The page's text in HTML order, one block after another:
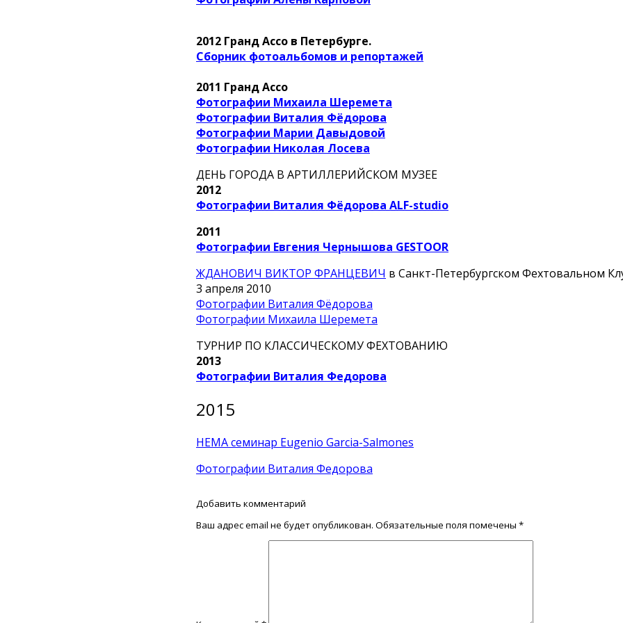
2012 Гранд Ассо в Петербурге.
Сборник фотоальбомов и репортажей
2011 Гранд Ассо
Фотографии Михаила Шеремета
Фотографии Виталия Фёдорова
Фотографии Марии Давыдовой
Фотографии Николая Лосева
ДЕНЬ ГОРОДА В АРТИЛЛЕРИЙСКОМ МУЗЕЕ
2012
Фотографии Виталия Фёдорова ALF-studio
2011
Фотографии Евгения Чернышова GESTOOR
ЖДАНОВИЧ ВИКТОР ФРАНЦЕВИЧ в Санкт-Петербургском Фехтовальном
3 апреля 2010
Фотографии Виталия Фёдорова
Фотографии Михаила Шеремета
ТУРНИР ПО КЛАССИЧЕСКОМУ ФЕХТОВАНИЮ
2013
Фотографии Виталия Федорова
2015
НЕМА семинар Eugenio Garcia-Salmones
Фотографии Виталия Федорова
Добавить комментарий
Ваш адрес email не будет опубликован. Обязательные поля помечены *